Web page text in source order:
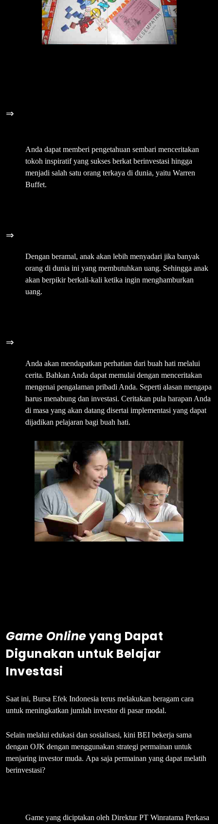
⇒
Anda dapat memberi pengetahuan sembari menceritakan
tokoh inspiratif yang sukses berkat berinvestasi hingga
menjadi salah satu orang terkaya di dunia, yaitu Warren
Buffet.
⇒
Dengan beramal, anak akan lebih menyadari jika banyak
orang di dunia ini yang membutuhkan uang. Sehingga anak
akan berpikir berkali-kali ketika ingin menghamburkan
uang.
⇒
Anda akan mendapatkan perhatian dari buah hati melalui
cerita. Bahkan Anda dapat memulai dengan menceritakan
mengenai pengalaman pribadi Anda. Seperti alasan mengapa
harus menabung dan investasi. Ceritakan pula harapan Anda
di masa yang akan datang disertai implementasi yang dapat
dijadikan pelajaran bagi buah hati.
Game Onlineyang Dapat
Digunakan untuk Belajar
Investasi
Saat ini, Bursa Efek Indonesia terus melakukan beragam cara
untuk meningkatkan jumlah investor di pasar modal.
Selain melalui edukasi dan sosialisasi, kini BEI bekerja sama
dengan OJK dengan menggunakan strategi permainan untuk
menjaring investor muda. Apa saja permainan yang dapat melatih
berinvestasi?
Game yang diciptakan oleh Direktur PT Winratama Perkasa